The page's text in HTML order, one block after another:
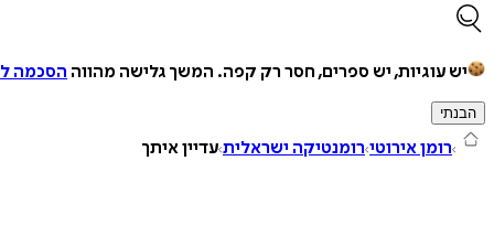
יש עוגיות, יש ספרים, חסר רק קפה. המשך גלישה מהווה הסכמה
הבנתי
רומן אירוטי רומנטיקה ישראלית עדיין איתך